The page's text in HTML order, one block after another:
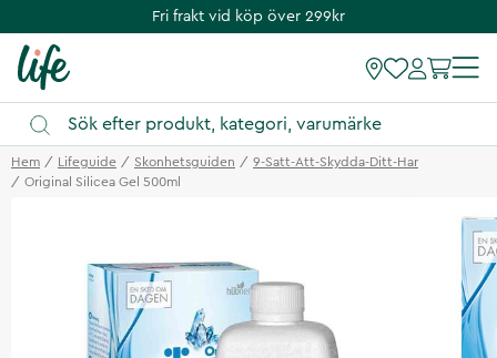
Fri frakt vid köp över 299kr
Hem Lifeguide Skonhetsguiden
9-Satt-Att-Skydda-Ditt-Har
Original Silicea Gel 500ml